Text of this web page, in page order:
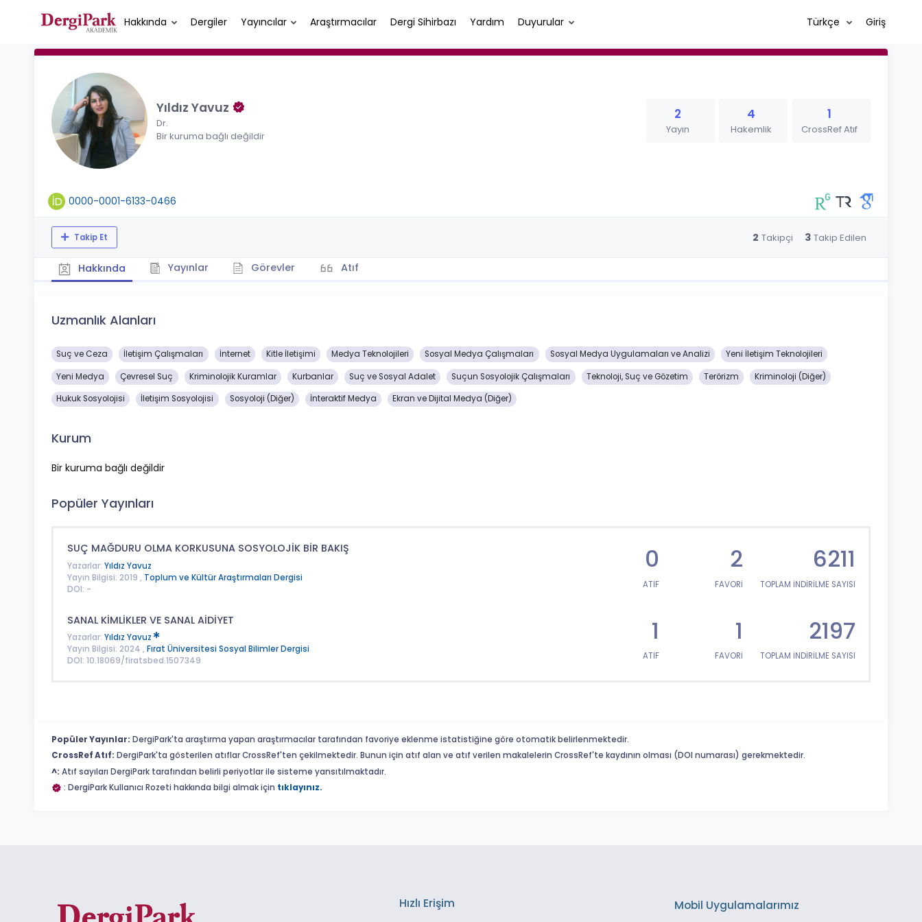
Hakkında Dergiler Yayıncılar Araştırmacılar Dergi Sihirbazı Yardım Duyurular Türkçe Giriş
Yıldız Yavuz
Dr.
Bir kuruma bağlı değildir
2
Yayın
4
Hakemlik
1
CrossRef Atıf
0000-0001-6133-0466
Takip Et 2 Takipçi 3 Takip Edilen
Hakkında Yayınlar Görevler Atıf
Uzmanlık Alanları
Suç ve Ceza İletişim Çalışmaları İnternet Kitle İletişimi Medya Teknolojileri Sosyal Medya Çalışmaları Sosyal Medya Uygulamaları ve Analizi Yeni İletişim Teknolojileri
Yeni Medya Çevresel Suç Kriminolojik Kuramlar Kurbanlar Suç ve Sosyal Adalet Suçun Sosyolojik Çalışmaları Teknoloji, Suç ve Gözetim Terörizm Kriminoloji (Diğer)
Hukuk Sosyolojisi İletişim Sosyolojisi Sosyoloji (Diğer) İnteraktif Medya Ekran ve Dijital Medya (Diğer)
Kurum
Bir kuruma bağlı değildir
Popüler Yayınları
SUÇ MAĞDURU OLMA KORKUSUNA SOSYOLOJİK BİR BAKIŞ
Yazarlar: Yıldız Yavuz
Yayın Bilgisi: 2019 , Toplum ve Kültür Araştırmaları Dergisi
DOI: -
0
ATIF
2
FAVORİ
6211
TOPLAM İNDİRİLME SAYISI
SANAL KİMLİKLER VE SANAL AİDİYET
Yazarlar: Yıldız Yavuz
Yayın Bilgisi: 2024 , Fırat Üniversitesi Sosyal Bilimler Dergisi
DOI: 10.18069/firatsbed.1507349
1
ATIF
1
FAVORİ
2197
TOPLAM İNDİRİLME SAYISI
Popüler Yayınlar: DergiPark'ta araştırma yapan araştırmacılar tarafından favoriye eklenme istatistiğine göre otomatik belirlenmektedir.
CrossRef Atıf: DergiPark'ta gösterilen atıflar CrossRef'ten çekilmektedir. Bunun için atıf alan ve atıf verilen makalelerin CrossRef'te kaydının olması (DOI numarası) gerekmektedir.
^: Atıf sayıları DergiPark tarafından belirli periyotlar ile sisteme yansıtılmaktadır.
: DergiPark Kullanıcı Rozeti hakkında bilgi almak için tıklayınız.
Hızlı Erişim Mobil Uygulamalarımız